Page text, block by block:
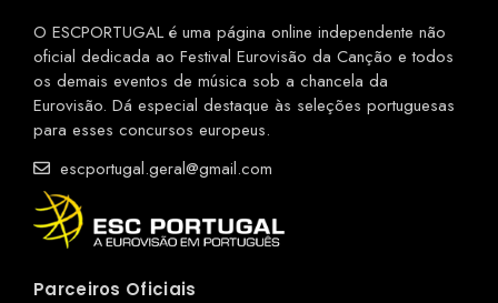
O ESCPORTUGAL é uma página online independente não
oficial dedicada ao Festival Eurovisão da Canção e todos
os demais eventos de música sob a chancela da
Eurovisão. Dá especial destaque às seleções portuguesas
para esses concursos europeus.
escportugal.geral@gmail.com
Parceiros Oficiais